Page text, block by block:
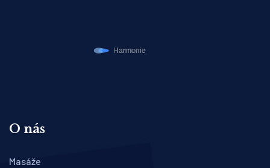
O nás
Masáže